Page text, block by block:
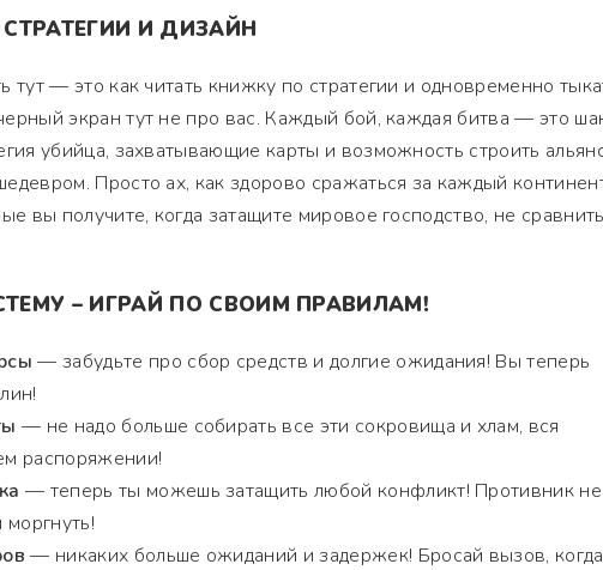
И ДИЗАЙН
тут — это как читать книжку по стратегии и одновременно
экран тут не про вас. Каждый бой, каждая битва — это
убийца, захватывающие карты и возможность строить
Просто ах, как здорово сражаться за каждый
вы получите, когда затащите мировое господство, не
– ИГРАЙ ПО СВОИМ ПРАВИЛАМ!
— забудьте про сбор средств и долгие ожидания! Вы теперь
— не надо больше собирать все эти сокровища и хлам, вся
распоряжении!
— теперь ты можешь затащить любой конфликт! Противник не
— никаких больше ожиданий и задержек! Бросай вызов, когда